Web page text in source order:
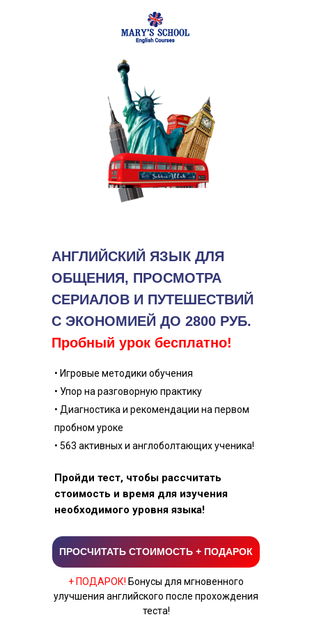
АНГЛИЙСКИЙ ЯЗЫК ДЛЯ
ОБЩЕНИЯ, ПРОСМОТРА
СЕРИАЛОВ И ПУТЕШЕСТВИЙ
С ЭКОНОМИЕЙ ДО 2800 РУБ.
Пробный урок бесплатно!
+ ПОДАРОК! Бонусы для мгновенного
улучшения английского после прохождения
теста!
Пройди тест, чтобы рассчитать
стоимость и время для изучения
необходимого уровня языка!
ПРОСЧИТАТЬ СТОИМОСТЬ + ПОДАРОК
• Игровые методики обучения
• Упор на разговорную практику
• Диагностика и рекомендации на первом
пробном уроке
• 563 активных и англоболтающих ученика!